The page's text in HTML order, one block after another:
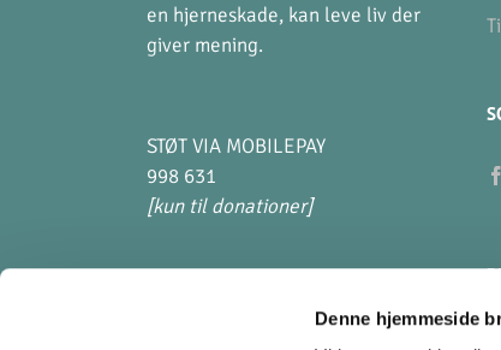
Denne hjemmeside
en hjerneskade, kan leve liv der
giver mening.
STØT VIA MOBILEPAY
998 631
[kun til donationer]